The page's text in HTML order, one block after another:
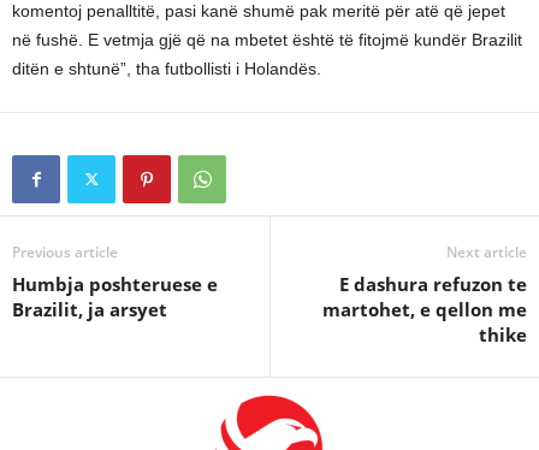
komentoj penalltitë, pasi kanë shumë pak meritë për atë që jepet
në fushë. E vetmja gjë që na mbetet është të fitojmë kundër Brazilit
ditën e shtunë”, tha futbollisti i Holandës.
Previous article
Humbja poshteruese e
Brazilit, ja arsyet
Next article
E dashura refuzon te
martohet, e qellon me
thike